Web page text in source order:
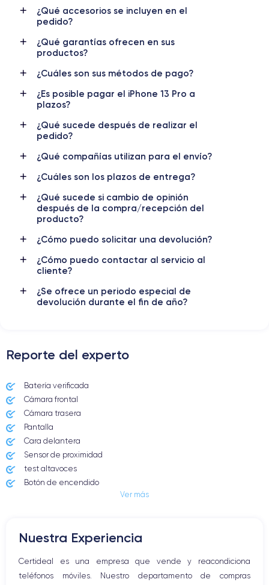
Nombre CPU
Apple A15 Bionic 6
Nombre GPU
5 Core GPU
Frec. procesador
Cámara
Resolución vídeo Carga rápida
Batería
3125 mAh
Doble SIM
5G Si, todos los oper.
13 pro
¿Qué accesorios se incluyen en el
pedido?
¿Qué garantías ofrecen en sus
productos?
¿Cuáles son sus métodos de pago?
¿Es posible pagar el iPhone 13 Pro a
plazos?
¿Qué sucede después de realizar el
pedido?
¿Qué compañías utilizan para el envío?
¿Cuáles son los plazos de entrega?
¿Qué sucede si cambio de opinión
después de la compra/recepción del
producto?
¿Cómo puedo solicitar una devolución?
¿Cómo puedo contactar al servicio al
cliente?
¿Se ofrece un periodo especial de
devolución durante el fin de año?
Reporte del experto
Batería verificada
Cámara frontal
Cámara trasera
Pantalla
Cara delantera
Sensor de proximidad
test altavoces
Botón de encendido
Altavoz
Botón Inicio
Bluetooth
Ver más
Nuestra Experiencia
Certideal es una empresa que vende y reacondiciona
teléfonos móviles. Nuestro departamento de compras